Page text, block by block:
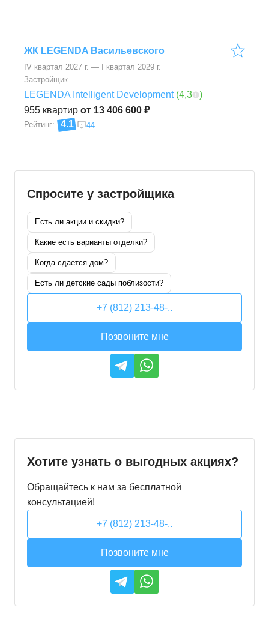
ЖК LEGENDA Васильевского
IV квартал 2027 г. — I квартал 2029 г.
955 квартир от 13 406 600 ₽
Застройщик
LEGENDA Intelligent Development (4,3 )
Рейтинг: 4.1 44
Спросите у застройщика
Есть ли акции и скидки?
Какие есть варианты отделки?
Когда сдается дом?
Есть ли детские сады поблизости?
+7 (812) 213-48-..
Позвоните мне
Хотите узнать о выгодных акциях?
Обращайтесь к нам за бесплатной
консультацией!
+7 (812) 213-48-..
Позвоните мне